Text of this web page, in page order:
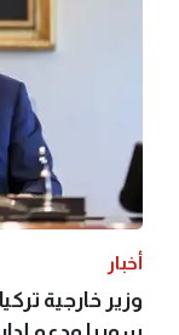
أخبار
وزير خارجية